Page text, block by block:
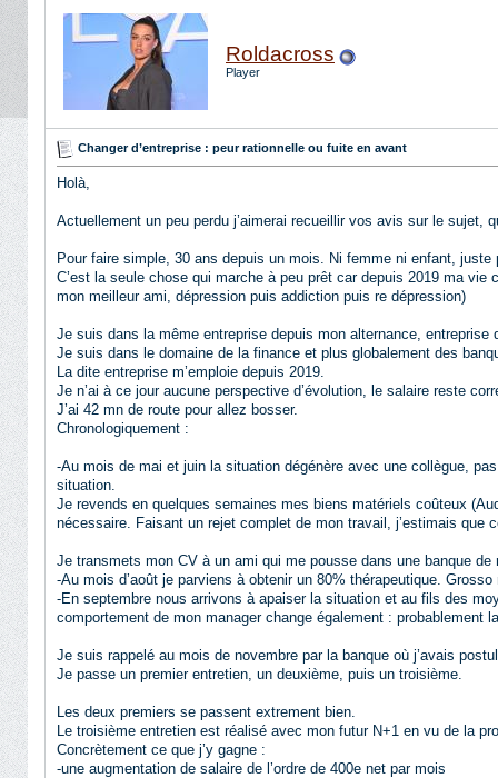
Roldacross
Player
Changer d’entreprise : peur rationnelle ou fuite en avant
Holà,
Actuellement un peu perdu j’aimerai recueillir vos avis sur le
Pour faire simple, 30 ans depuis un mois. Ni femme ni enfant,
C’est la seule chose qui marche à peu prêt car depuis 2019 ma
mon meilleur ami, dépression puis addiction puis re dépression)
Je suis dans la même entreprise depuis mon alternance,
Je suis dans le domaine de la finance et plus globalement des
La dite entreprise m’emploie depuis 2019.
Je n’ai à ce jour aucune perspective d’évolution, le salaire reste
J’ai 42 mn de route pour allez bosser.
Chronologiquement :
-Au mois de mai et juin la situation dégénère avec une collègue,
situation.
Je revends en quelques semaines mes biens matériels coûteux
nécessaire. Faisant un rejet complet de mon travail, j’estimais que
Je transmets mon CV à un ami qui me pousse dans une banque de
-Au mois d’août je parviens à obtenir un 80% thérapeutique.
-En septembre nous arrivons à apaiser la situation et au fils des
comportement de mon manager change également :
Je suis rappelé au mois de novembre par la banque où j’avais
Je passe un premier entretien, un deuxième, puis un troisième.
Les deux premiers se passent extrement bien.
Le troisième entretien est réalisé avec mon futur N+1 en vu de la
Concrètement ce que j’y gagne :
-une augmentation de salaire de l’ordre de 400e net par mois